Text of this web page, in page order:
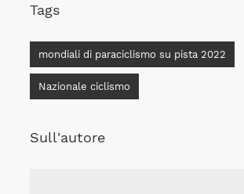
Tags
mondiali di paraciclismo su pista 2022
Nazionale ciclismo
Sull'autore